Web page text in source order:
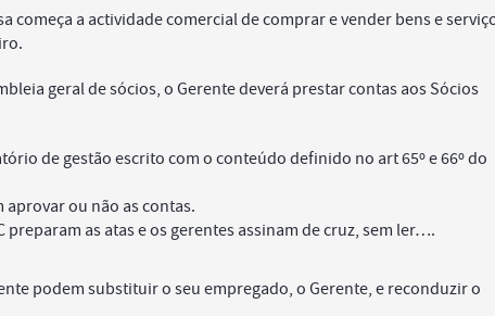
começa a actividade comercial de comprar e vender bens e
geral de sócios, o Gerente deverá prestar contas aos Sócios
de gestão escrito com o conteúdo definido no art 65º e 66º do
aprovar ou não as contas.
preparam as atas e os gerentes assinam de cruz, sem ler….
podem substituir o seu empregado, o Gerente, e reconduzir o